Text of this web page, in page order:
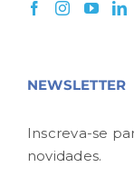
NEWSLETTER
Inscreva-se
novidades.